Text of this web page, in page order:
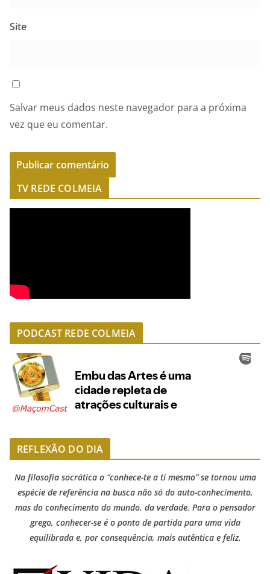
Site
Salvar meus dados neste navegador para a próxima
vez que eu comentar.
TV REDE COLMEIA
PODCAST REDE COLMEIA
REFLEXÃO DO DIA
Na filosofia socrática o “conhece-te a ti mesmo” se tornou uma
espécie de referência na busca não só do auto-conhecimento,
mas do conhecimento do mundo, da verdade. Para o pensador
grego, conhecer-se é o ponto de partida para uma vida
equilibrada e, por consequência, mais autêntica e feliz.